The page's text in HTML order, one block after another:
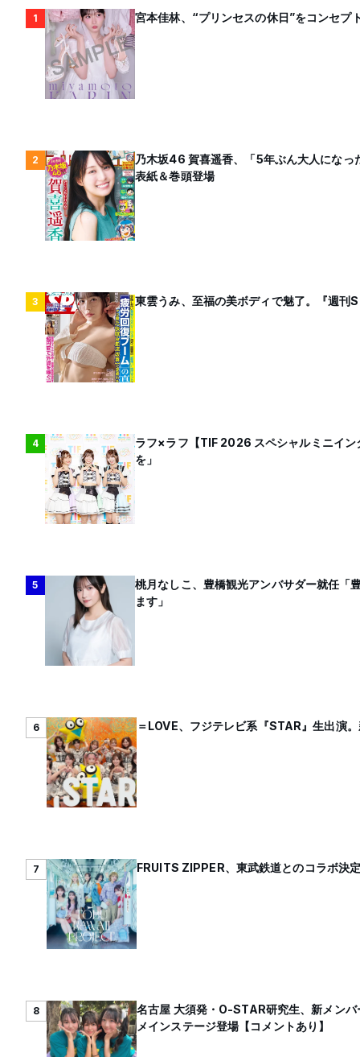
1 宮本佳林、“プリンセスの休日”をコンセ
2
乃木坂46 賀喜遥香、「5年ぶん大人にな
表紙＆巻頭登場
3 東雲うみ、至福の美ボディで魅了。『週刊
4
ラフ×ラフ【TIF 2026 スペシャルミニイン
を」
5
桃月なしこ、豊橋観光アンバサダー就任「
ます」
6 ＝LOVE、フジテレビ系『STAR』生出演
7 FRUITS ZIPPER、東武鉄道とのコラボ決
8
名古屋 大須発・O-STAR研究生、新メン
メインステージ登場【コメントあり】